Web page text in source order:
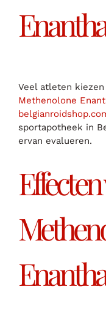
Veel atleten
Methenolone
sportapotheek in
ervan evalueren.